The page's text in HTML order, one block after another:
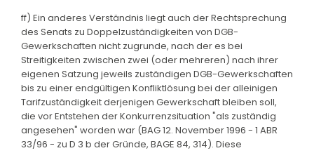
ff) Ein anderes Verständnis liegt auch der Rechtsprechung
des Senats zu Doppelzuständigkeiten von DGB-
Gewerkschaften nicht zugrunde, nach der es bei
Streitigkeiten zwischen zwei (oder mehreren) nach ihrer
eigenen Satzung jeweils zuständigen DGB-Gewerkschaften
bis zu einer endgültigen Konfliktlösung bei der alleinigen
Tarifzuständigkeit derjenigen Gewerkschaft bleiben soll,
die vor Entstehen der Konkurrenzsituation "als zuständig
angesehen" worden war (BAG 12. November 1996 - 1 ABR
33/96 - zu D 3 b der Gründe, BAGE 84, 314). Diese